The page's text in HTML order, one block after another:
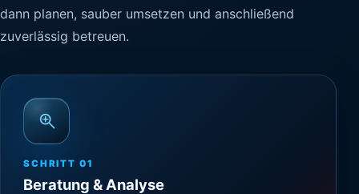
dann planen, sauber umsetzen und anschließend
zuverlässig betreuen.
SCHRITT 01
Beratung & Analyse